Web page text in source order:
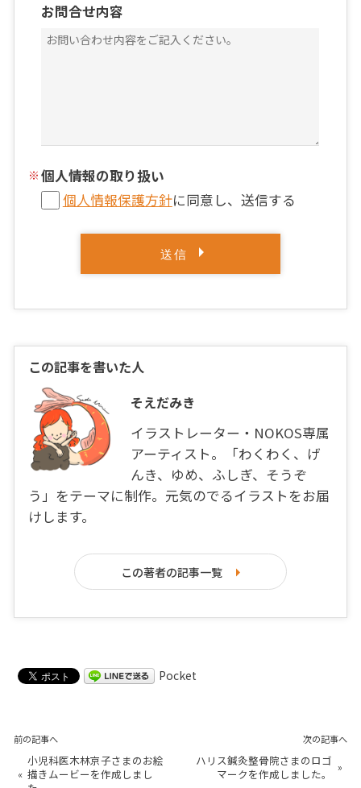
お問合せ内容
個人情報の取り扱い
個人情報保護方針に同意し、送信する
この記事を書いた人
そえだみき
イラストレーター・NOKOS専属
アーティスト。「わくわく、げ
んき、ゆめ、ふしぎ、そうぞ
う」をテーマに制作。元気のでるイラストをお届
けします。
この著者の記事一覧
Pocket
前の記事へ
«
小児科医木林京子さまのお絵
描きムービーを作成しまし
次の記事へ
ハリス鍼灸整骨院さまのロゴ
マークを作成しました。
»